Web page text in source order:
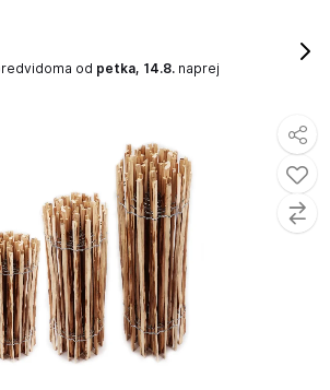
od petka, 14.8. naprej